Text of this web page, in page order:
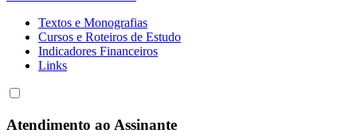
Textos e Monografias
Cursos e Roteiros de Estudo
Indicadores Financeiros
Links
Atendimento ao Assinante